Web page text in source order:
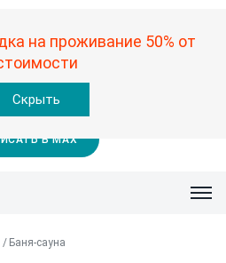
8-913-794-37-05
8-913-380-77-75
В MAX
Баня-сауна
на проживание 50% от
Скрыть